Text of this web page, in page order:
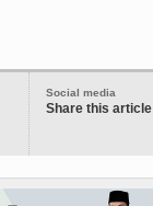
Social media
Share this article